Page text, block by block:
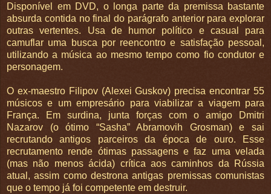
Disponível em DVD, o longa parte da premissa bastante
absurda contida no final do parágrafo anterior para explorar
outras vertentes. Usa de humor político e casual para
camuflar uma busca por reencontro e satisfação pessoal,
utilizando a música ao mesmo tempo como fio condutor e
personagem.
O ex-maestro Filipov (Alexei Guskov) precisa encontrar 55
músicos e um empresário para viabilizar a viagem para
França. Em surdina, junta forças com o amigo Dmitri
Nazarov (o ótimo “Sasha” Abramovih Grosman) e sai
recrutando antigos parceiros da época de ouro. Esse
recrutamento rende ótimas passagens e faz uma velada
(mas não menos ácida) crítica aos caminhos da Rússia
atual, assim como destrona antigas premissas comunistas
que o tempo já foi competente em destruir.